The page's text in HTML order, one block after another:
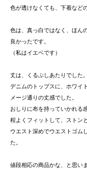
色が透けなくても、下着など
色は、真っ白ではなく、ほん
良かったです。
（私はイエベです）
丈は、くるぶしあたりでした。
デニムのトップスに、ホワイ
メージ通りの丈感でした。
おしりに布を持っていかれる
程よくフィットして、ストン
ウエスト深めでウエストゴム
た。
値段相応の商品かな、と思いま